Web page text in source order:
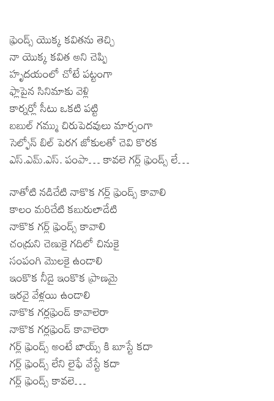
ఫ్రెండ్స్ యొక్క కవితను తెచ్చి
నా యొక్క కవిత అని చెప్పి
హృదయంలో చోటే పట్టంగా
ఫ్లాపైన సినిమాకు వెళ్లి
కార్నర్లో సీటు ఒకటి పట్టి
బబుల్ గమ్ము చిరుపెదవులు మార్చంగా
సెల్ఫోన్ బిల్ పెరగ జోకులతో చెవి కొరక
ఎస్.ఎమ్.ఎస్. పంపా… కావలె గర్ల్ ఫ్రెండ్స్ లే…
నాతోటి నడిచేటి నాకొక గర్ల్ ఫ్రెండ్స్ కావాలి
కాలం మరిచేటి కబురులాడేటి
నాకొక గర్ల్ ఫ్రెండ్స్ కావాలి
చంద్రుని చెణుకై గదిలో చినుకై
సంపంగి మొలకై ఉండాలి
ఇంకొక నీడై ఇంకొక ప్రాణమై
ఇరవై వేళ్లయి ఉండాలి
నాకొక గర్లఫ్రెండ్ కావాలెరా
నాకొక గర్లఫ్రెండ్ కావాలెరా
గర్ల్ ఫ్రెండ్స్ అంటే బాయ్స్ కి బూస్టే కదా
గర్ల్ ఫ్రెండ్స్ లేని లైఫే వేస్టే కదా
గర్ల్ ఫ్రెండ్స్ కావలె…